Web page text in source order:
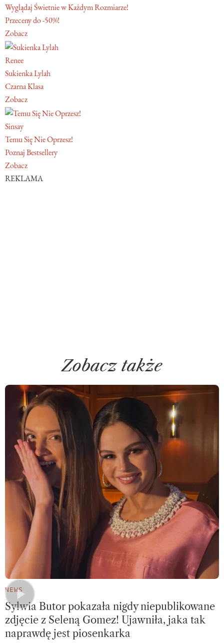
Wyglądaj Świetnie w Każdym Rozmiarze!
Przeceny do -50%!
Zobacz
Renee
Sukienka Lylah
Czarna Klasa
Zobacz
Sinsay
Temu Się Nie Oprzesz!
Poznaj Bestsellery
Zobacz
REKLAMA
Zobacz także
NEWS
Sylwia Butor pokazała nigdy niepublikowane
zdjęcie z Seleną Gomez! Ujawniła, jaka tak
naprawdę jest piosenkarka